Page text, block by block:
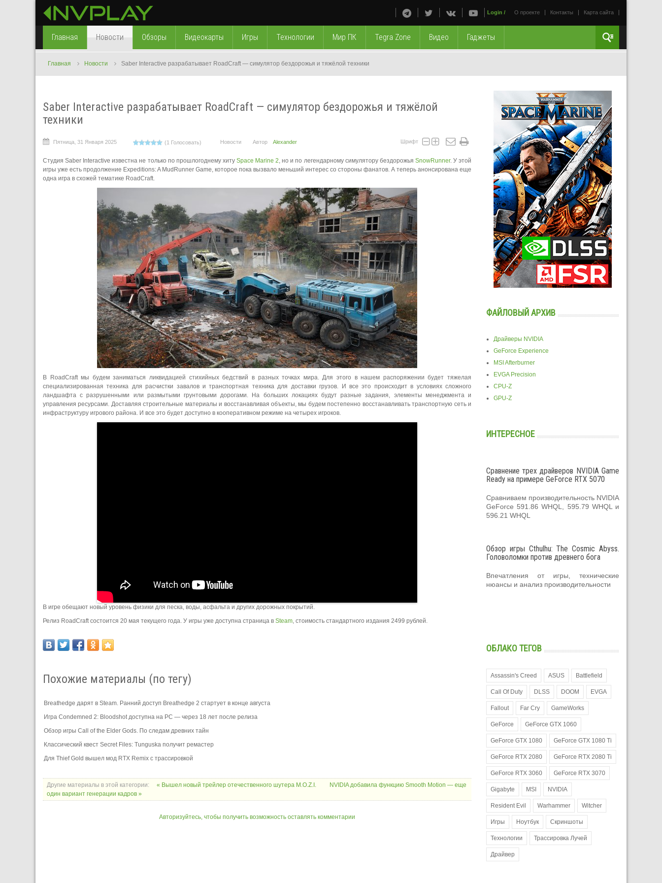
О проекте Контакты Карта сайта
Login /
Главная Новости Обзоры Видеокарты Игры Технологии Мир ПК Tegra Zone Видео Гаджеты
Главная Новости Saber Interactive разрабатывает RoadCraft — симулятор бездорожья и тяжёлой техники
Saber Interactive разрабатывает RoadCraft — симулятор бездорожья и тяжёлой
техники
Пятница, 31 Января 2025 (1 Голосовать) Новости Автор Alexander Шрифт
Студия Saber Interactive известна не только по прошлогоднему хиту Space Marine 2, но и по легендарному симулятору бездорожья SnowRunner. У этой
игры уже есть продолжение Expeditions: A MudRunner Game, которое пока вызвало меньший интерес со стороны фанатов. А теперь анонсирована еще
одна игра в схожей тематике RoadCraft.
В RoadCraft мы будем заниматься ликвидацией стихийных бедствий в разных точках мира. Для этого в нашем распоряжении будет тяжелая
специализированная техника для расчистки завалов и транспортная техника для доставки грузов. И все это происходит в условиях сложного
ландшафта с разрушенными или размытыми грунтовыми дорогами. На больших локациях будут разные задания, элементы менеджмента и
управления ресурсами. Доставляя строительные материалы и восстанавливая объекты, мы будем постепенно восстанавливать транспортную сеть и
инфраструктуру игрового района. И все это будет доступно в кооперативном режиме на четырех игроков.
В игре обещают новый уровень физики для песка, воды, асфальта и других дорожных покрытий.
Релиз RoadCraft состоится 20 мая текущего года. У игры уже доступна страница в Steam, стоимость стандартного издания 2499 рублей.
Похожие материалы (по тегу)
Breathedge дарят в Steam. Ранний доступ Breathedge 2 стартует в конце августа
Игра Condemned 2: Bloodshot доступна на PC — через 18 лет после релиза
Обзор игры Call of the Elder Gods. По следам древних тайн
Классический квест Secret Files: Tunguska получит ремастер
Для Thief Gold вышел мод RTX Remix с трассировкой
Другие материалы в этой категории: « Вышел новый трейлер отечественного шутера M.O.Z.I.
NVIDIA добавила функцию Smooth Motion — еще
один вариант генерации кадров »
Авторизуйтесь, чтобы получить возможность оставлять комментарии
ФАЙЛОВЫЙ АРХИВ
Драйверы NVIDIA
GeForce Experience
MSI Afterburner
EVGA Precision
CPU-Z
GPU-Z
ИНТЕРЕСНОЕ
Сравнение трех драйверов NVIDIA Game
Ready на примере GeForce RTX 5070
Сравниваем производительность NVIDIA
GeForce 591.86 WHQL, 595.79 WHQL и
596.21 WHQL
Обзор игры Cthulhu: The Cosmic Abyss.
Головоломки против древнего бога
Впечатления от игры, технические
нюансы и анализ производительности
ОБЛАКО ТЕГОВ
Assassin's Creed ASUS Battlefield
Call Of Duty DLSS DOOM EVGA
Fallout Far Cry GameWorks
GeForce GeForce GTX 1060
GeForce GTX 1080 GeForce GTX 1080 Ti
GeForce RTX 2080 GeForce RTX 2080 Ti
GeForce RTX 3060 GeForce RTX 3070
Gigabyte MSI NVIDIA
Resident Evil Warhammer Witcher
Игры Ноутбук Скриншоты
Технологии Трассировка Лучей
Драйвер